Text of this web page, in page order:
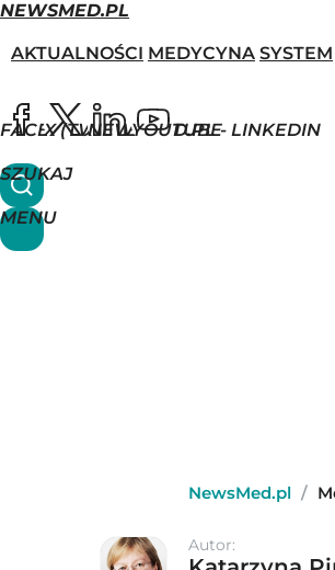
NEWSMED.PL
AKTUALNOŚCI MEDYCYNA SYSTEM
FACEBOOK
X (TWITTER)
NEWSMED.PL - LINKEDIN
YOUTUBE
SZUKAJ
MENU
NewsMed.pl /
Autor: